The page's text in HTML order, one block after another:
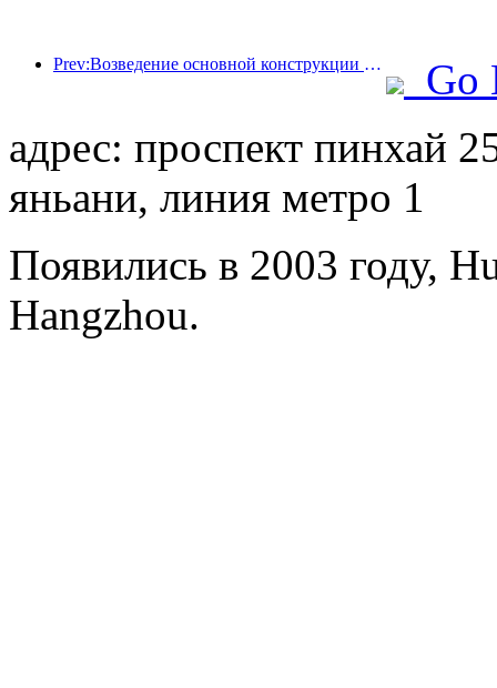
Prev:Возведение основной конструкции океанариума Beijing Haichang Ocean Park планируется завершить к концу года; окончание строительства и открытие ожидаются в 2027 году.
Go
адрес: проспект пинхай
яньани, линия метро 1
Появились в 2003 году,
Hangzhou.